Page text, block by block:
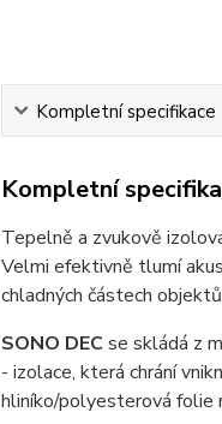
Kompletní specifikace
Kompletní
Tepelně a zvukově
Velmi efektivně tlumí
chladných částech
SONO DEC se skládá z
- izolace, která chrání
hliníko/polyesterová folie